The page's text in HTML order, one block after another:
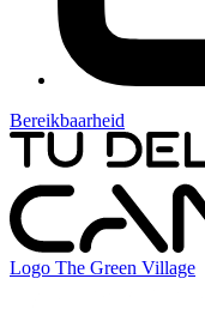
Bereikbaarheid
Logo The Green Village